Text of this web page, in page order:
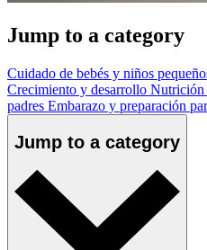
Jump to a category
Cuidado de bebés y niños
Crecimiento y desarrollo Nutrición
padres Embarazo y preparación
Jump to a category